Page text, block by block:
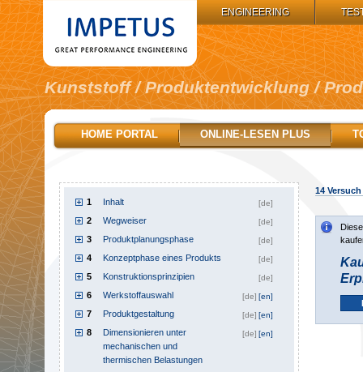
Kunststoff / Produktentwicklung /
14Versuch
1
Inhalt [de]
2 Wegweiser [de]
3 Produktplanungsphase [de]
4 Konzeptphase eines Produkts [de]
5 Konstruktionsprinzipien [de]
6 Werkstoffauswahl [en]
[de]
7 Produktgestaltung [en]
[de]
8
Dimensionieren unter
mechanischen und
thermischen Belastungen
[en]
[de]
HOME PORTAL ONLINE-LESEN PLUS
ENGINEERING